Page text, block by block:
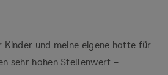
Kinder und meine eigene hatte für
sehr hohen Stellenwert –